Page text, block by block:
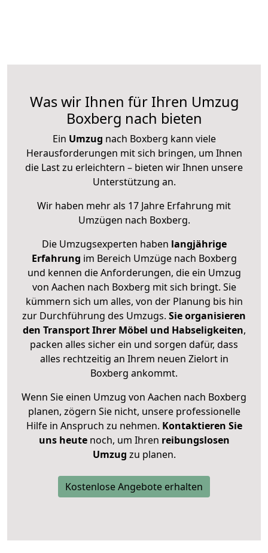
Was wir Ihnen für Ihren Umzug
Boxberg nach bieten
Ein Umzug nach Boxberg kann viele
Herausforderungen mit sich bringen, um Ihnen
die Last zu erleichtern – bieten wir Ihnen unsere
Unterstützung an.
Wir haben mehr als 17 Jahre Erfahrung mit
Umzügen nach Boxberg.
Die Umzugsexperten haben langjährige
Erfahrung im Bereich Umzüge nach Boxberg
und kennen die Anforderungen, die ein Umzug
von Aachen nach Boxberg mit sich bringt. Sie
kümmern sich um alles, von der Planung bis hin
zur Durchführung des Umzugs. Sie organisieren
den Transport Ihrer Möbel und Habseligkeiten,
packen alles sicher ein und sorgen dafür, dass
alles rechtzeitig an Ihrem neuen Zielort in
Boxberg ankommt.
Wenn Sie einen Umzug von Aachen nach Boxberg
planen, zögern Sie nicht, unsere professionelle
Hilfe in Anspruch zu nehmen. Kontaktieren Sie
uns heutenoch, um Ihren reibungslosen
Umzug zu planen.
Kostenlose Angebote erhalten